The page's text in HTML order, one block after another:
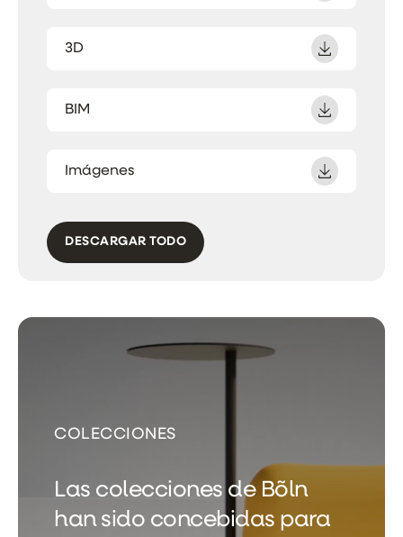
3D
BIM
Imágenes
DESCARGAR TODO
COLECCIONES
Las colecciones de Bõln
han sido concebidas para